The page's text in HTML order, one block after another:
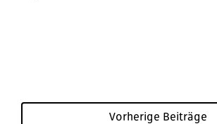
Vorherige Beiträge